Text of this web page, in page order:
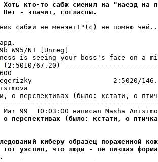
Хоть кто-то сабж сменил на "наезд на
Нет - значит, согласны.
сабжи не меняет!"(с) не помню
W95/NT [Unreg]
is seeing your boss's face on a
(2:5010/67.20)
: 127
Megerizky                    2:5020/
о перспективах
о перспективах (было: кстати, о
киберy образец пораженной
тот yяснил, что люди - не низшая